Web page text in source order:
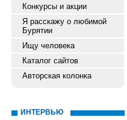
Конкурсы и акции
Я расскажу о любимой
Бурятии
Ищу человека
Каталог сайтов
Авторская колонка
ИНТЕРВЬЮ